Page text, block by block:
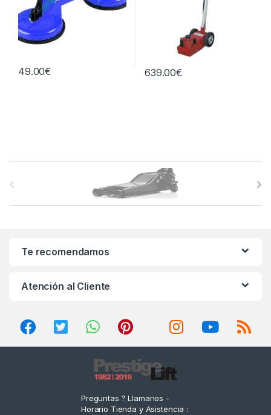
49.00€ 639.00€
Te recomendamos
Atención al Cliente
Preguntas ? Llamanos -
Horario Tienda y Asistencia :